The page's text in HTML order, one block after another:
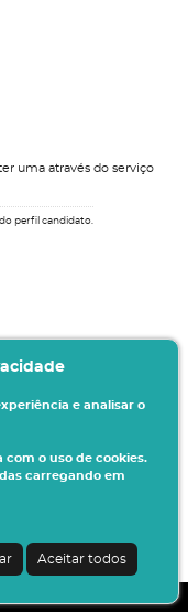
uma através do serviço
perfil candidato.
e analisar o
o uso de cookies.
carregando em
Aceitar todos